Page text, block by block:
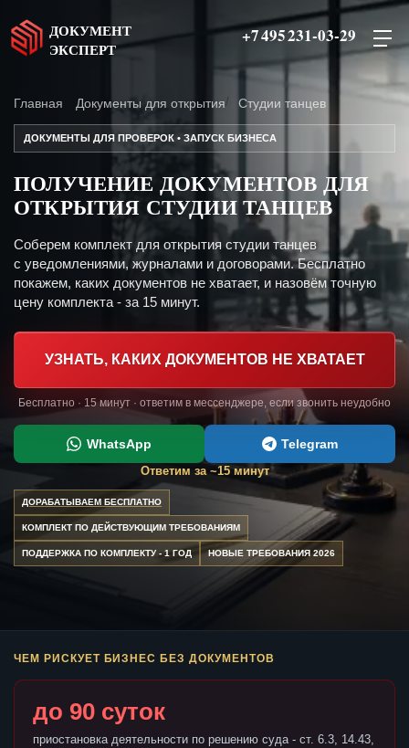
ДОКУМЕНТ
ЭКСПЕРТ
+7 495 231-03-29
Главная Документы для открытия Студии танцев
ДОКУМЕНТЫ ДЛЯ ПРОВЕРОК • ЗАПУСК БИЗНЕСА
ПОЛУЧЕНИЕ ДОКУМЕНТОВ ДЛЯ
ОТКРЫТИЯ СТУДИИ ТАНЦЕВ
Соберем комплект для открытия студии танцев
с уведомлениями, журналами и договорами. Бесплатно
покажем, каких документов не хватает, и назовём точную
цену комплекта - за 15 минут.
УЗНАТЬ, КАКИХ ДОКУМЕНТОВ НЕ ХВАТАЕТ
Бесплатно · 15 минут · ответим в мессенджере, если звонить неудобно
WhatsApp Telegram
Ответим за ~15 минут
ДОРАБАТЫВАЕМ БЕСПЛАТНО
КОМПЛЕКТ ПО ДЕЙСТВУЮЩИМ ТРЕБОВАНИЯМ
ПОДДЕРЖКА ПО КОМПЛЕКТУ - 1 ГОД НОВЫЕ ТРЕБОВАНИЯ 2026
ЧЕМ РИСКУЕТ БИЗНЕС БЕЗ ДОКУМЕНТОВ
до 90 суток
приостановка деятельности по решению суда - ст. 6.3, 14.43,